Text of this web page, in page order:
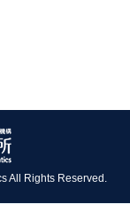
All Rights Reserved.